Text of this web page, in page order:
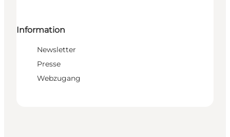
Information
Newsletter
Presse
Webzugang